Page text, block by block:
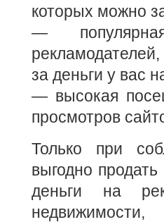
которых можно
—
за деньги у вас
— высокая
просмотров
Только при
выгодно
деньги на